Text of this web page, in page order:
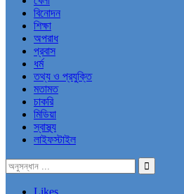
বিনোদন
শিক্ষা
অপরাধ
প্রবাস
ধর্ম
তথ্য ও প্রযুক্তি
মতামত
চাকরি
মিডিয়া
স্বাস্থ্য
লাইফস্টাইল
Likes